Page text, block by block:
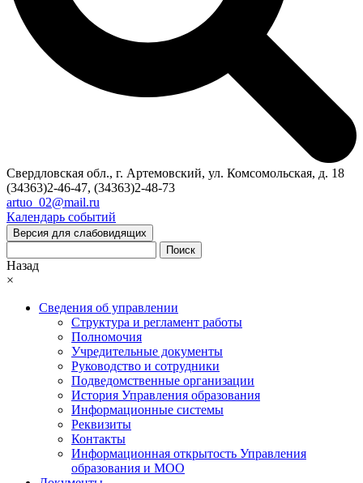
Свердловская обл., г. Артемовский, ул. Комсомольская, д. 18
(34363)2-46-47, (34363)2-48-73
artuo_02@mail.ru
Календарь событий
Версия для слабовидящих
Поиск
Назад
×
Сведения об управлении
Структура и регламент работы
Полномочия
Учредительные документы
Руководство и сотрудники
Подведомственные организации
История Управления образования
Информационные системы
Реквизиты
Контакты
Информационная открытость Управления
образования и МОО